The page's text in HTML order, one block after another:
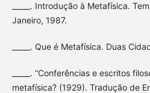
_____. Introdução à Metafísica.
Janeiro, 1987.
_____. Que é Metafísica. Duas
_____. “Conferências e escritos
metafísica? (1929). Tradução de